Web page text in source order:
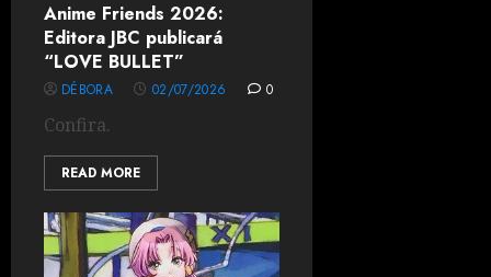
Anime Friends 2026:
Editora JBC publicará
“LOVE BULLET”
DÉBORA 02/07/2026 0
Confira.
READ MORE